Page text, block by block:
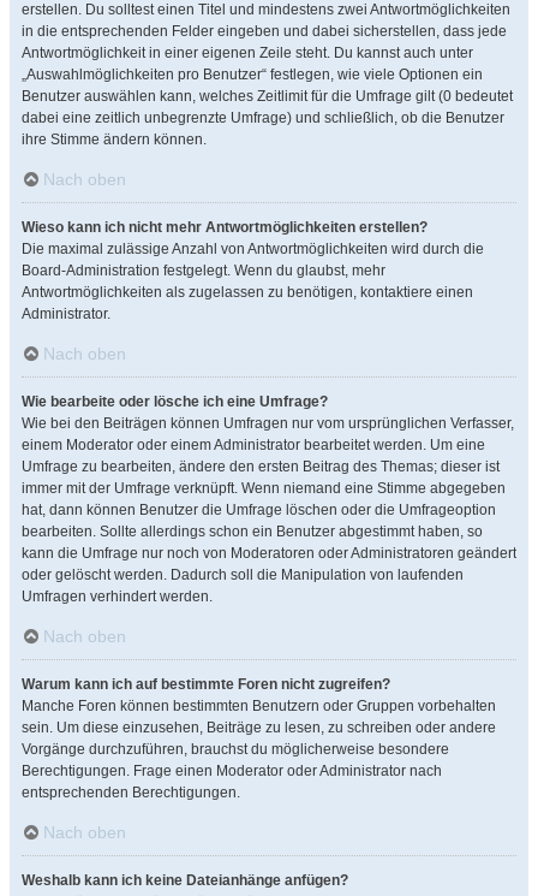
erstellen. Du solltest einen Titel und mindestens zwei Antwortmöglichkeiten
in die entsprechenden Felder eingeben und dabei sicherstellen, dass jede
Antwortmöglichkeit in einer eigenen Zeile steht. Du kannst auch unter
„Auswahlmöglichkeiten pro Benutzer“ festlegen, wie viele Optionen ein
Benutzer auswählen kann, welches Zeitlimit für die Umfrage gilt (0 bedeutet
dabei eine zeitlich unbegrenzte Umfrage) und schließlich, ob die Benutzer
ihre Stimme ändern können.
Nach oben
Wieso kann ich nicht mehr Antwortmöglichkeiten erstellen?
Die maximal zulässige Anzahl von Antwortmöglichkeiten wird durch die
Board-Administration festgelegt. Wenn du glaubst, mehr
Antwortmöglichkeiten als zugelassen zu benötigen, kontaktiere einen
Administrator.
Nach oben
Wie bearbeite oder lösche ich eine Umfrage?
Wie bei den Beiträgen können Umfragen nur vom ursprünglichen Verfasser,
einem Moderator oder einem Administrator bearbeitet werden. Um eine
Umfrage zu bearbeiten, ändere den ersten Beitrag des Themas; dieser ist
immer mit der Umfrage verknüpft. Wenn niemand eine Stimme abgegeben
hat, dann können Benutzer die Umfrage löschen oder die Umfrageoption
bearbeiten. Sollte allerdings schon ein Benutzer abgestimmt haben, so
kann die Umfrage nur noch von Moderatoren oder Administratoren geändert
oder gelöscht werden. Dadurch soll die Manipulation von laufenden
Umfragen verhindert werden.
Nach oben
Warum kann ich auf bestimmte Foren nicht zugreifen?
Manche Foren können bestimmten Benutzern oder Gruppen vorbehalten
sein. Um diese einzusehen, Beiträge zu lesen, zu schreiben oder andere
Vorgänge durchzuführen, brauchst du möglicherweise besondere
Berechtigungen. Frage einen Moderator oder Administrator nach
entsprechenden Berechtigungen.
Nach oben
Weshalb kann ich keine Dateianhänge anfügen?